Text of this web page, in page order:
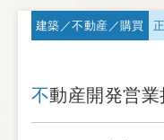
建築／不動産／購買
不動産開発営